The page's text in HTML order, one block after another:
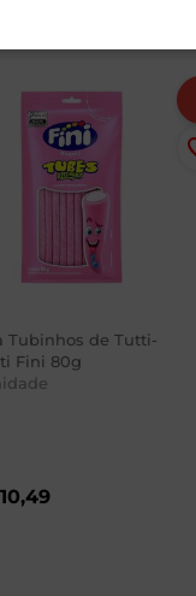
Tubinhos de Tutti-
Fini 80g
10,49